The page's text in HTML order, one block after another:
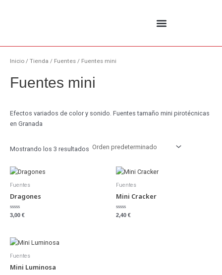
Inicio / Tienda / Fuentes / Fuentes mini
Fuentes mini
Efectos variados de color y sonido. Fuentes tamaño mini pirotécnicas
en Granada
Mostrando los 3 resultados
Fuentes
Dragones
Valorado
con
3,00 €
Fuentes
Mini Cracker
Valorado
con
2,40 €
Fuentes
Mini Luminosa